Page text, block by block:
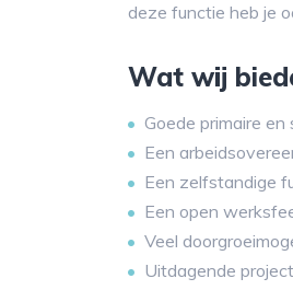
deze functie heb je
Wat wij
Goede primaire
Een
Een zelfstandige
Een open
Veel
Uitdagende